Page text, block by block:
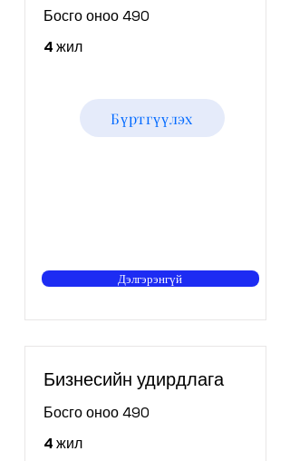
Босго оноо 490
4 жил
Бүртгүүлэх
Дэлгэрэнгүй
Бизнесийн удирдлага
Босго оноо 490
4 жил